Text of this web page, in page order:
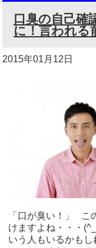
口臭の自己確
に！言われる
2015年01月12日
「口が臭い！」 こ
けますよね・・・
いう人もいるかも